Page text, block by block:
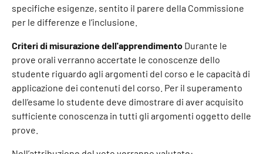
specifiche esigenze, sentito il parere della Commissione
per le differenze e l’inclusione.
Criteri di misurazione dell'apprendimento Durante le
prove orali verranno accertate le conoscenze dello
studente riguardo agli argomenti del corso e le capacità di
applicazione dei contenuti del corso. Per il superamento
dell’esame lo studente deve dimostrare di aver acquisito
sufficiente conoscenza in tutti gli argomenti oggetto delle
prove.